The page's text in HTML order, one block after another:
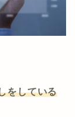
をしている